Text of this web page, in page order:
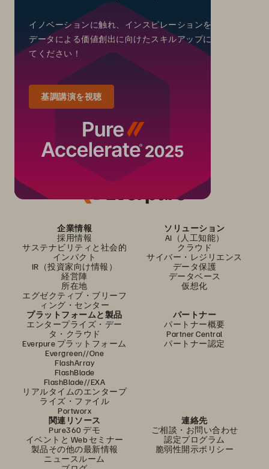
イノベーションに触れ、インスピレーションを得て、
データによる価値創出に向けたスキルアップにお役立
てください！
基調講演を視聴
企業情報
採用情報
サステナビリティと社会的
インパクト
IR（投資家向け情報）
経営陣
所在地
エグゼクティブ・ブリーフ
ィング・センター
ソリューション
AI（人工知能）
クラウド
サイバー・レジリエンス
データ保護
データベース
仮想化
プラットフォームと製品
エンタープライズ・デー
タ・クラウド
Everpure プラットフォーム
Evergreen//One
FlashArray
FlashBlade
FlashBlade//EXA
リアルタイムのエンタープ
ライズ・ファイル
Portworx
パートナー
パートナー概要
Partner Central
パートナー認定
関連リソース
Pure360 デモ
イベントと Web セミナー
製品その他の最新情報
ニュースルーム
連絡先
ご相談・お問い合わせ
認定プログラム
脆弱性開示ポリシー